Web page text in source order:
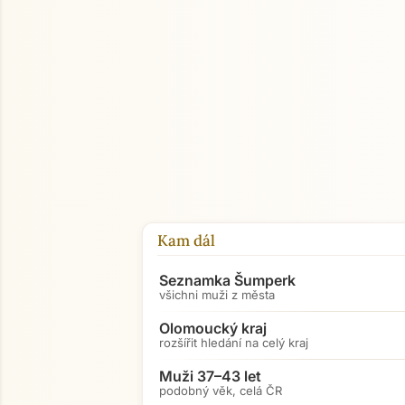
Kam dál
Seznamka Šumperk
všichni muži z města
Olomoucký kraj
rozšířit hledání na celý kraj
Muži 37–43 let
podobný věk, celá ČR